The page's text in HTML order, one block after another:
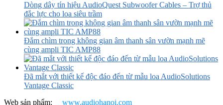
Dòng dây tín hiệu AudioQuest Subwoofer Cables – Trợ thủ
đắc lực cho loa siêu trầm
Đắm chìm trong không gian âm thanh sân vườn mạnh mẽ
cùng ampli TIC AMP88
Đã mắt với thiết kế độc đáo đến từ mẫu loa AudioSolutions
Vantage Classic
Web sản phẩm: www.audiohanoi.com